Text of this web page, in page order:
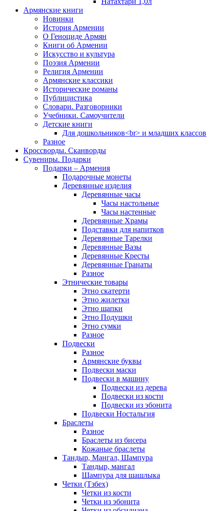
Армянские книги
Новинки
История Армении
О Геноциде Армян
Книги об Армении
Иcкусство и культура
Поэзия Армении
Религия Армении
Армянские классики
Исторические романы
Публицистика
Словари. Разговорники
Учебники. Самоучители
Детские книги
Для дошкольников<br> и младших классов
Разное
Кроссворды. Сканворды
Сувениры. Подарки
Подарки – Армения
Подарочные монеты
Деревянные изделия
Деревянные часы
Часы настольные
Часы настенные
Деревянные Храмы
Подставки для напитков
Деревянные Тарелки
Деревянные Вазы
Деревянные Кресты
Деревянные Гранаты
Разное
Этнические товары
Этно скатерти
Этно жилетки
Этно шапки
Этно Подушки
Этно сумки
Разное
Подвески
Разное
Армянские буквы
Подвески маски
Подвески в машину
Подвески из дерева
Подвески из кости
Подвески из эбонита
Подвески Ностальгия
Браслеты
Разное
Браслеты из бисера
Кожаные браслеты
Тандыр, Мангал, Шампура
Тандыр, мангал
Шампура для шашлыка
Четки (Тзбех)
Четки из кости
Четки из эбонита